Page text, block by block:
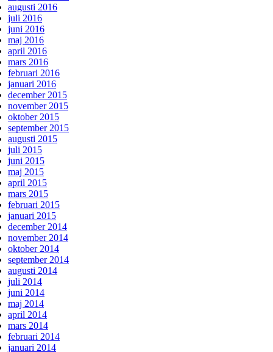
augusti 2016
juli 2016
juni 2016
maj 2016
april 2016
mars 2016
februari 2016
januari 2016
december 2015
november 2015
oktober 2015
september 2015
augusti 2015
juli 2015
juni 2015
maj 2015
april 2015
mars 2015
februari 2015
januari 2015
december 2014
november 2014
oktober 2014
september 2014
augusti 2014
juli 2014
juni 2014
maj 2014
april 2014
mars 2014
februari 2014
januari 2014